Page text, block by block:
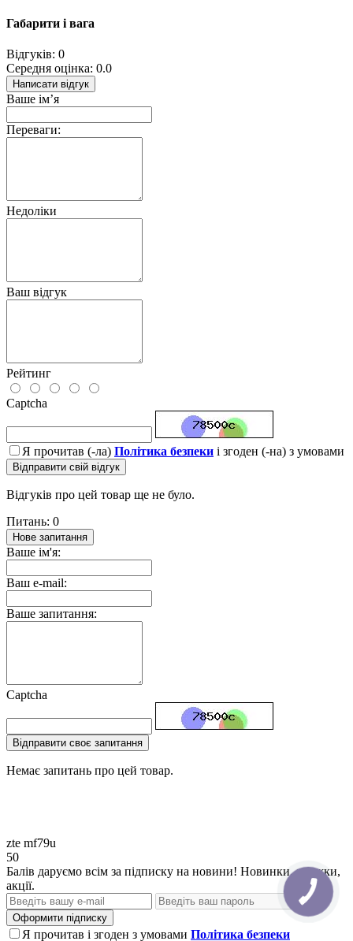
Габарити і вага
Відгуків: 0
Середня оцінка: 0.0
Написати відгук
Ваше ім’я
Переваги:
Недоліки
Ваш відгук
Рейтинг
Captcha
Я прочитав (-ла) Політика безпеки і згоден (-на) з умовами
Відправити свій відгук
Відгуків про цей товар ще не було.
Питань: 0
Нове запитання
Ваше ім'я:
Ваш e-mail:
Ваше запитання:
Captcha
Відправити своє запитання
Немає запитань про цей товар.
zte mf79u
50
Балів даруємо всім за підписку на новини! Новинки, знижки,
акції.
Оформити підписку
Я прочитав і згоден з умовами Політика безпеки